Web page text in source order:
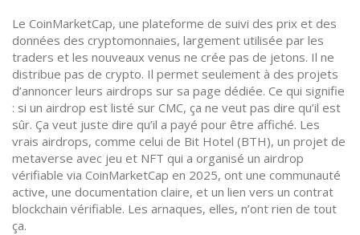
Le CoinMarketCap, une plateforme de suivi des prix et des
données des cryptomonnaies, largement utilisée par les
traders et les nouveaux venus ne crée pas de jetons. Il ne
distribue pas de crypto. Il permet seulement à des projets
d’annoncer leurs airdrops sur sa page dédiée. Ce qui signifie
: si un airdrop est listé sur CMC, ça ne veut pas dire qu’il est
sûr. Ça veut juste dire qu’il a payé pour être affiché. Les
vrais airdrops, comme celui de Bit Hotel (BTH), un projet de
metaverse avec jeu et NFT qui a organisé un airdrop
vérifiable via CoinMarketCap en 2025, ont une communauté
active, une documentation claire, et un lien vers un contrat
blockchain vérifiable. Les arnaques, elles, n’ont rien de tout
ça.